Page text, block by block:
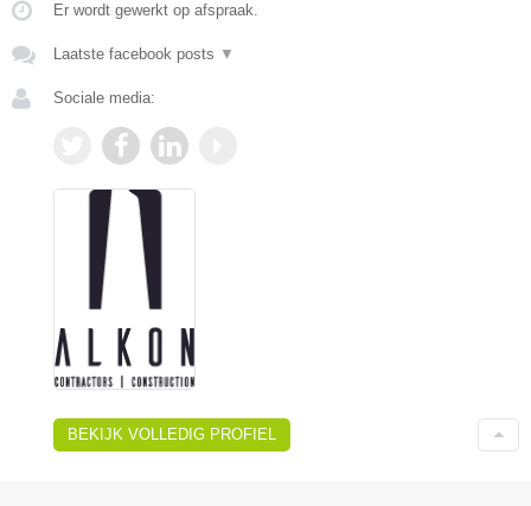
Er wordt gewerkt op afspraak.
Laatste facebook posts ▼
Sociale media:
BEKIJK VOLLEDIG PROFIEL